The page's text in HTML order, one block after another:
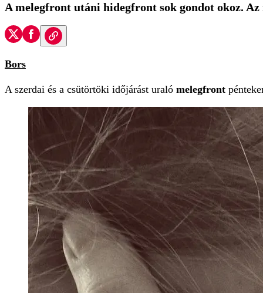
A melegfront utáni hidegfront sok gondot okoz.
Bors
A szerdai és a csütörtöki időjárást uraló melegfront